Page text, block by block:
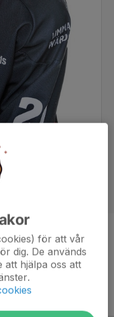
för att vår
dig. De används
att hjälpa oss att